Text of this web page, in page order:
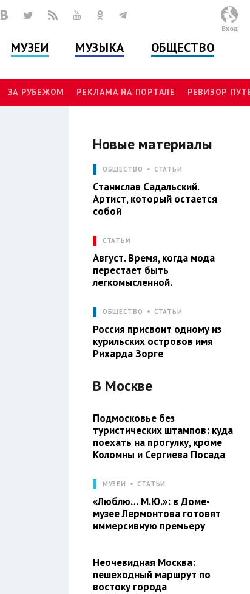
МУЗЕИ МУЗЫКА ОБЩЕСТВО
Вход
ЗА РУБЕЖОМ РЕКЛАМА НА ПОРТАЛЕ РЕВИЗОР
Новые материалы
ОБЩЕСТВО СТАТЬИ
Станислав Садальский.
Артист, который остается
собой
СТАТЬИ
Август. Время, когда мода
перестает быть
легкомысленной.
ОБЩЕСТВО СТАТЬИ
Россия присвоит одному из
курильских островов имя
Рихарда Зорге
В Москве
Подмосковье без
туристических штампов: куда
поехать на прогулку, кроме
Коломны и Сергиева Посада
МУЗЕИ СТАТЬИ
«Люблю… М.Ю.»: в Доме-
музее Лермонтова готовят
иммерсивную премьеру
Неочевидная Москва:
пешеходный маршрут по
востоку города